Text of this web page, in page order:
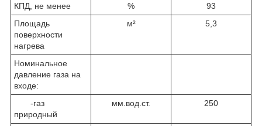
КПД, не менее %
93
Площадь
поверхности
нагрева
м² 5,3
Номинальное
давление газа на
входе:
-газ
природный
мм.вод.ст. 250